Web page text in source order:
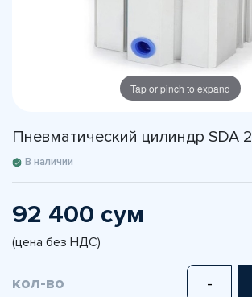
Tap or pinch to expand
Пневматический цилиндр SDA
В наличии
92 400 сум
(цена без НДС)
кол-во -